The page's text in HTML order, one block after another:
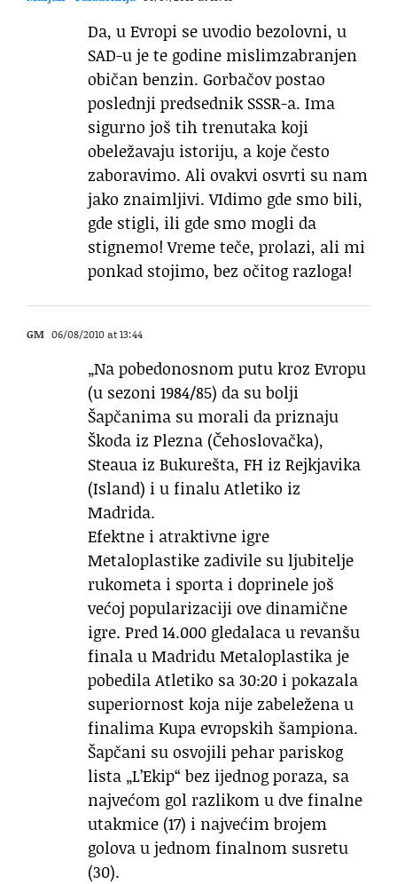
Da, u Evropi se uvodio bezolovni, u
SAD-u je te godine mislimzabranjen
običan benzin. Gorbačov postao
poslednji predsednik SSSR-a. Ima
sigurno još tih trenutaka koji
obeležavaju istoriju, a koje često
zaboravimo. Ali ovakvi osvrti su nam
jako znaimljivi. VIdimo gde smo bili,
gde stigli, ili gde smo mogli da
stignemo! Vreme teče, prolazi, ali mi
ponkad stojimo, bez očitog razloga!
GM 06/08/2010 at 13:44
„Na pobedonosnom putu kroz Evropu
(u sezoni 1984/85) da su bolji
Šapčanima su morali da priznaju
Škoda iz Plezna (Čehoslovačka),
Steaua iz Bukurešta, FH iz Rejkjavika
(Island) i u finalu Atletiko iz
Madrida.
Efektne i atraktivne igre
Metaloplastike zadivile su ljubitelje
rukometa i sporta i doprinele još
većoj popularizaciji ove dinamične
igre. Pred 14.000 gledalaca u revanšu
finala u Madridu Metaloplastika je
pobedila Atletiko sa 30:20 i pokazala
superiornost koja nije zabeležena u
finalima Kupa evropskih šampiona.
Šapčani su osvojili pehar pariskog
lista „L’Ekip“ bez ijednog poraza, sa
najvećom gol razlikom u dve finalne
utakmice (17) i najvećim brojem
golova u jednom finalnom susretu
(30).